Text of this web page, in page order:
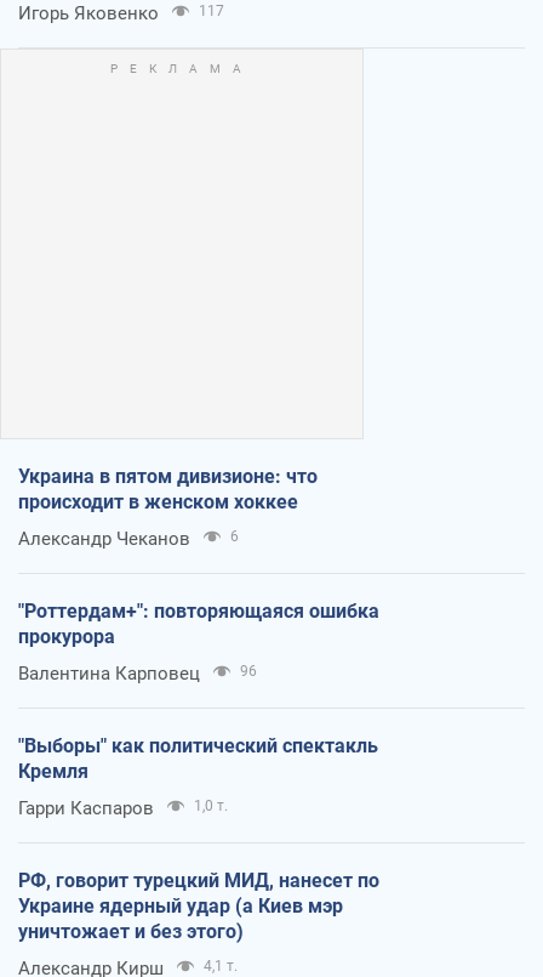
Игорь Яковенко 117
Украина в пятом дивизионе: что
происходит в женском хоккее
Александр Чеканов 6
"Роттердам+": повторяющаяся ошибка
прокурора
Валентина Карповец 96
"Выборы" как политический спектакль
Кремля
Гарри Каспаров 1,0 т.
РФ, говорит турецкий МИД, нанесет по
Украине ядерный удар (а Киев мэр
уничтожает и без этого)
Александр Кирш 4,1 т.